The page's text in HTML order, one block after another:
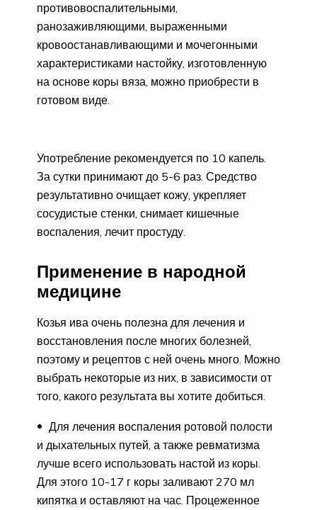
противовоспалительными,
ранозаживляющими, выраженными
кровоостанавливающими и мочегонными
характеристиками настойку, изготовленную
на основе коры вяза, можно приобрести в
готовом виде.
Употребление рекомендуется по 10 капель.
За сутки принимают до 5-6 раз. Средство
результативно очищает кожу, укрепляет
сосудистые стенки, снимает кишечные
воспаления, лечит простуду.
Применение в народной
медицине
Козья ива очень полезна для лечения и
восстановления после многих болезней,
поэтому и рецептов с ней очень много. Можно
выбрать некоторые из них, в зависимости от
того, какого результата вы хотите добиться.
Для лечения воспаления ротовой полости
и дыхательных путей, а также ревматизма
лучше всего использовать настой из коры.
Для этого 10-17 г коры заливают 270 мл
кипятка и оставляют на час. Процеженное